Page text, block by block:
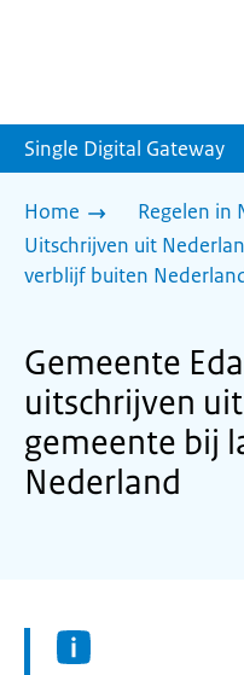
Single Digital Gateway
Home
Regelen in
Uitschrijven uit
verblijf buiten
Gemeente
uitschrijven
gemeente bij
Nederland